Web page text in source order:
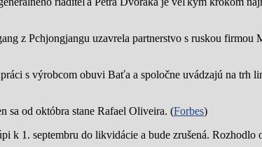
z Pchjongjangu uzavrela partnerstvo s ruskou firmou
s výrobcom obuvi Baťa a spoločne uvádzajú na trh
sa od októbra stane Rafael Oliveira. (Forbes)
k 1. septembru do likvidácie a bude zrušená. Rozhodlo